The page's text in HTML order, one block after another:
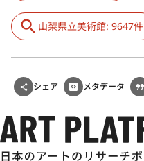
山梨県立美術館: 9647件
シェア メタデータ